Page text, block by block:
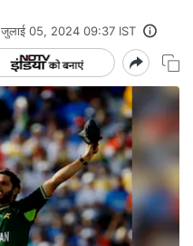
जुलाई 05, 2024 09:37 IST